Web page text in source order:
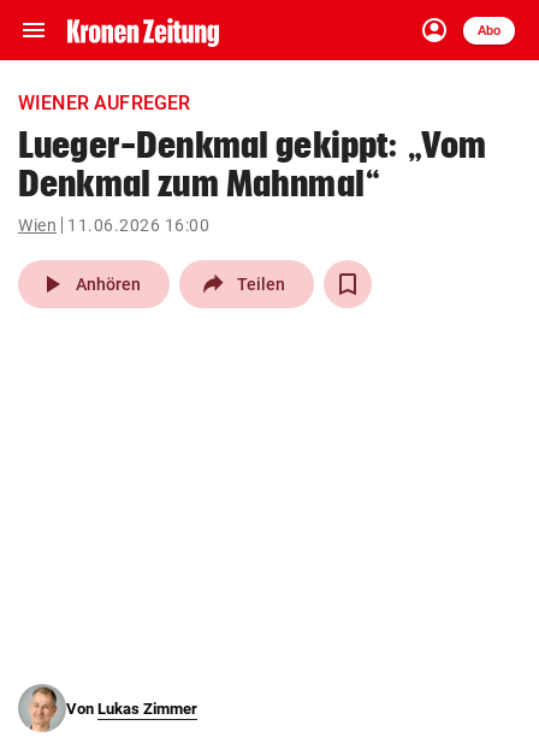
menu Navigation
ein-/ausklappen
account_circle
Anmelden
Abo
close Schließen
account_circle Anmelden
arrow_right
pin_drop
Wien arrow_right
WIENER AUFREGER
Lueger-Denkmal gekippt: „Vom
Denkmal zum Mahnmal“
Wien 11.06.2026 16:00
play_arrow Anhören Teilen
Von Lukas Zimmer